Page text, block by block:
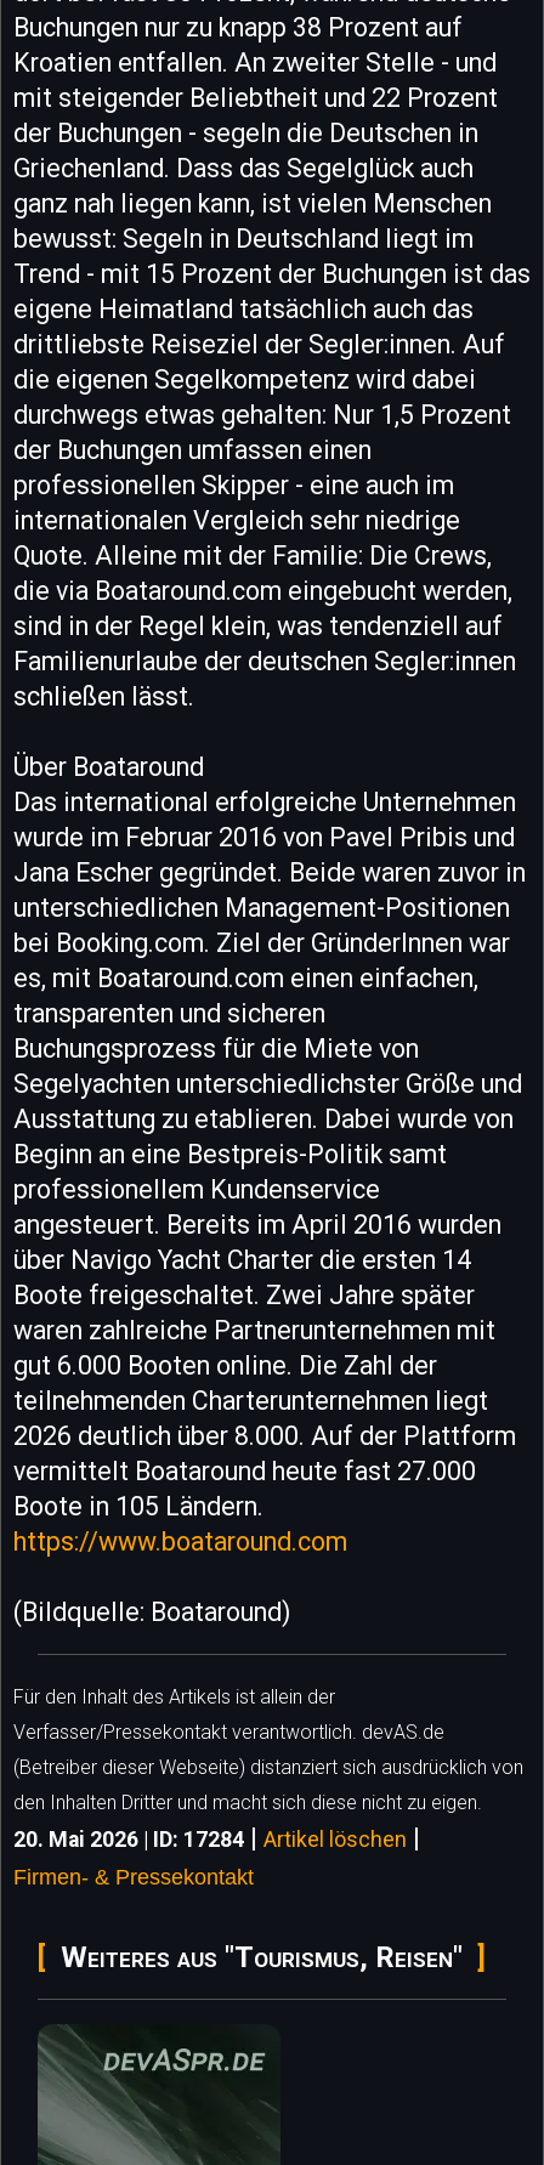
Buchungen nur zu knapp 38 Prozent auf
Kroatien entfallen. An zweiter Stelle - und
mit steigender Beliebtheit und 22 Prozent
der Buchungen - segeln die Deutschen in
Griechenland. Dass das Segelglück auch
ganz nah liegen kann, ist vielen Menschen
bewusst: Segeln in Deutschland liegt im
Trend - mit 15 Prozent der Buchungen ist das
eigene Heimatland tatsächlich auch das
drittliebste Reiseziel der Segler:innen. Auf
die eigenen Segelkompetenz wird dabei
durchwegs etwas gehalten: Nur 1,5 Prozent
der Buchungen umfassen einen
professionellen Skipper - eine auch im
internationalen Vergleich sehr niedrige
Quote. Alleine mit der Familie: Die Crews,
die via Boataround.com eingebucht werden,
sind in der Regel klein, was tendenziell auf
Familienurlaube der deutschen Segler:innen
schließen lässt.
Über Boataround
Das international erfolgreiche Unternehmen
wurde im Februar 2016 von Pavel Pribis und
Jana Escher gegründet. Beide waren zuvor in
unterschiedlichen Management-Positionen
bei Booking.com. Ziel der GründerInnen war
es, mit Boataround.com einen einfachen,
transparenten und sicheren
Buchungsprozess für die Miete von
Segelyachten unterschiedlichster Größe und
Ausstattung zu etablieren. Dabei wurde von
Beginn an eine Bestpreis-Politik samt
professionellem Kundenservice
angesteuert. Bereits im April 2016 wurden
über Navigo Yacht Charter die ersten 14
Boote freigeschaltet. Zwei Jahre später
waren zahlreiche Partnerunternehmen mit
gut 6.000 Booten online. Die Zahl der
teilnehmenden Charterunternehmen liegt
2026 deutlich über 8.000. Auf der Plattform
vermittelt Boataround heute fast 27.000
Boote in 105 Ländern.
https://www.boataround.com
(Bildquelle: Boataround)
Für den Inhalt des Artikels ist allein der
Verfasser/Pressekontakt verantwortlich. devAS.de
(Betreiber dieser Webseite) distanziert sich ausdrücklich von
den Inhalten Dritter und macht sich diese nicht zu eigen.
20. Mai 2026 | ID: 17284 Artikel löschen
Firmen- & Pressekontakt
Weiteres aus "Tourismus, Reisen"